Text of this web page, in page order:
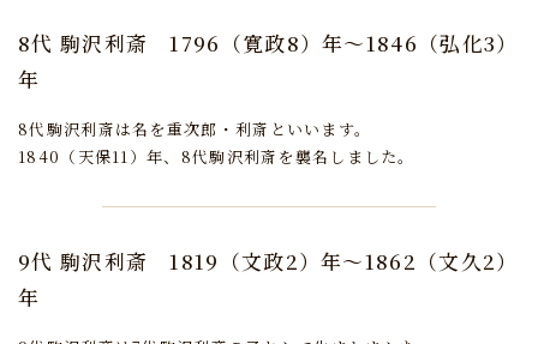
8代 駒沢利斎1796（寛政8）年～1846（弘化3）
年
8代駒沢利斎は名を重次郎・利斎といいます。
1840（天保11）年、8代駒沢利斎を襲名しました。
9代 駒沢利斎1819（文政2）年～1862（文久2）
年